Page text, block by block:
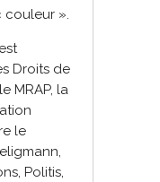
couleur ».
Droits de
MRAP, la
le
Politis,